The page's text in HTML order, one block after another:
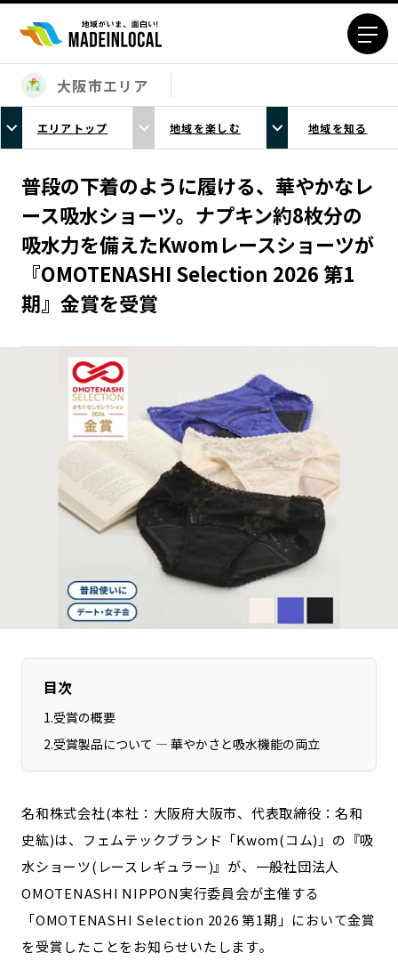
エリアから探す
北海道エリア
青森エリア
岩手エリア
秋田エリア
山形エリア
福島エリア
茨城エリア
栃木エリア
群馬エリア
埼玉エリア
千葉エリア
東京23区エリア
富山エリア
福井エリア
山梨エリア
長野エリア
岐阜エリア
愛知エリア
三重エリア
滋賀エリア
京都エリア
大阪市エリア
北摂エリア
堺・泉州エリア
奈良エリア
和歌山エリア
鳥取エリア
香川エリア
高知エリア
佐賀エリア
長崎エリア
宮崎エリア
鹿児島エリア
沖縄エリア
特集コンテンツ
地域を代表する 企業100選
大阪市エリア
エリアトップ 地域を楽しむ 地域を知る
普段の下着のように履ける、華やかなレ
ース吸水ショーツ。ナプキン約8枚分の
吸水力を備えたKwomレースショーツが
『OMOTENASHI Selection 2026 第1
期』金賞を受賞
目次
1.受賞の概要
2.受賞製品について ― 華やかさと吸水機能の両立
名和株式会社(本社：大阪府大阪市、代表取締役：名和
史紘)は、フェムテックブランド「Kwom(コム)」の『吸
水ショーツ(レースレギュラー)』が、一般社団法人
OMOTENASHI NIPPON実行委員会が主催する
「OMOTENASHI Selection 2026 第1期」において金賞
を受賞したことをお知らせいたします。